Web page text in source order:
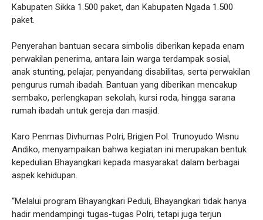
Kabupaten Sikka 1.500 paket, dan Kabupaten Ngada 1.500
paket.
Penyerahan bantuan secara simbolis diberikan kepada enam
perwakilan penerima, antara lain warga terdampak sosial,
anak stunting, pelajar, penyandang disabilitas, serta perwakilan
pengurus rumah ibadah. Bantuan yang diberikan mencakup
sembako, perlengkapan sekolah, kursi roda, hingga sarana
rumah ibadah untuk gereja dan masjid.
Karo Penmas Divhumas Polri, Brigjen Pol. Trunoyudo Wisnu
Andiko, menyampaikan bahwa kegiatan ini merupakan bentuk
kepedulian Bhayangkari kepada masyarakat dalam berbagai
aspek kehidupan.
“Melalui program Bhayangkari Peduli, Bhayangkari tidak hanya
hadir mendampingi tugas-tugas Polri, tetapi juga terjun